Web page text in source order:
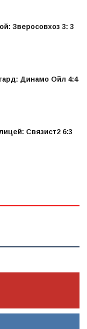
Зверосовхоз 3: 3
Динамо Ойл 4:4
Связист2 6:3